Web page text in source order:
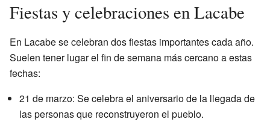
Fiestas y celebraciones en Lacabe
En Lacabe se celebran dos fiestas importantes cada año.
Suelen tener lugar el fin de semana más cercano a estas
fechas:
21 de marzo: Se celebra el aniversario de la llegada de
las personas que reconstruyeron el pueblo.